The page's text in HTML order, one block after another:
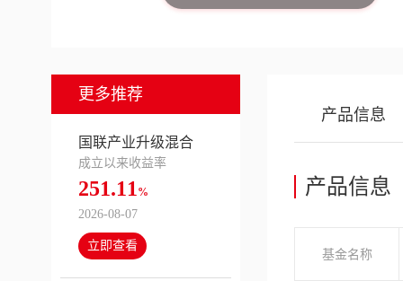
更多推荐
国联产业升级混合
成立以来收益率
251.11 %
2026-08-07
立即查看
产品信息
产品信息
基金名称